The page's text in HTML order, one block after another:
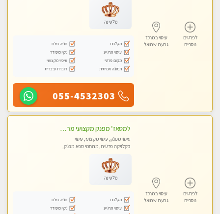
לפרטים
נוספים
עיסוי במרכז
גבעת שמואל
פלטינה
מקלחת
חניה חינם
עיסוי מרגיע
נקי ומסודר
מקום פרטי
עיסוי מקצועי
תמונה אמיתית
דוברת עיברית
055-4532303
לפרטים
נוספים
עיסוי במרכז
גבעת שמואל
למסאז' מפנק מקצועי מרגיע ומשחרר את כל הגוף! מומלץ מאוד -ללא מין! בהוד- השרון
עיסוי מפנק, עיסוי מקצועי, עיסוי
בקלניקה פרטית, מתחמי ספא מפנק,
פלטינה
מקלחת
חניה חינם
עיסוי מרגיע
נקי ומסודר